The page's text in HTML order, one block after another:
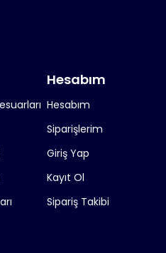
Hesabım
Hesabım
Siparişlerim
Giriş Yap
Kayıt Ol
Sipariş Takibi